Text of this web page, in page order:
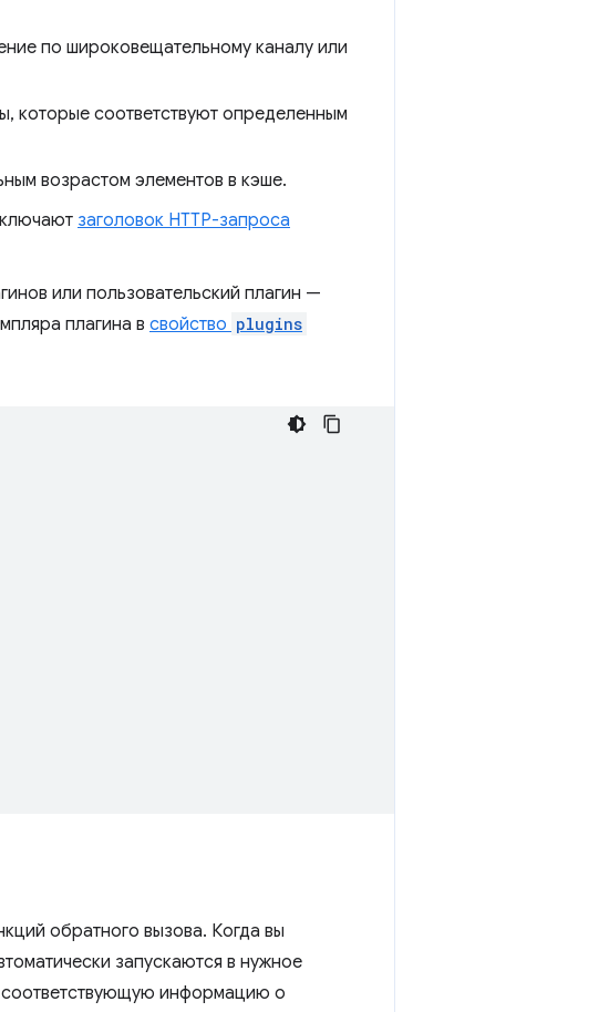
по широковещательному каналу или
которые соответствуют определенным
возрастом элементов в кэше.
заголовок HTTP-запроса
или пользовательский плагин —
плагина в свойство plugins
обратного вызова. Когда вы
запускаются в нужное
информацию о